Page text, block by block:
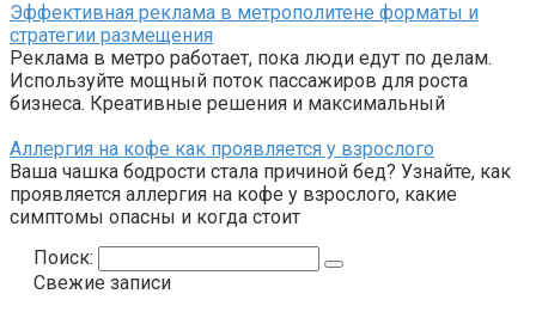
Эффективная реклама в метрополитене форматы и
стратегии размещения
Реклама в метро работает, пока люди едут по делам.
Используйте мощный поток пассажиров для роста
бизнеса. Креативные решения и максимальный
Аллергия на кофе как проявляется у взрослого
Ваша чашка бодрости стала причиной бед? Узнайте, как
проявляется аллергия на кофе у взрослого, какие
симптомы опасны и когда стоит
Поиск:
Свежие записи